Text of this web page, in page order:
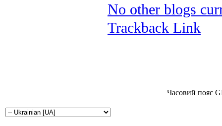
No other blogs
Trackback Link
Часовий пояс